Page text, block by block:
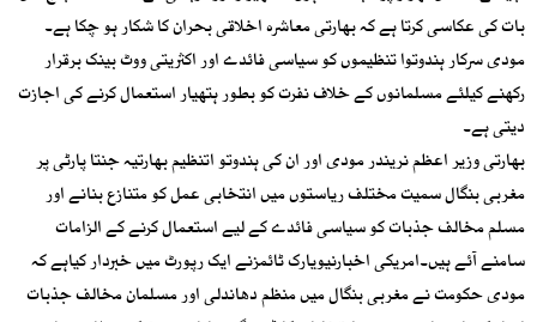
بات کی عکاسی کرتا ہے کہ بھارتی معاشرہ اخلاقی بحران کا شکار ہو چکا ہے۔
مودی سرکار ہندوتوا تنظیموں کو سیاسی فائدے اور اکثریتی ووٹ بینک برقرار
رکھنے کیلئے مسلمانوں کے خلاف نفرت کو بطور ہتھیار استعمال کرنے کی اجازت
دیتی ہے۔
بھارتی وزیر اعظم نریندر مودی اور ان کی ہندوتو اتنظیم بھارتیہ جنتا پارٹی پر
مغربی بنگال سمیت مختلف ریاستوں میں انتخابی عمل کو متنازع بنانے اور
مسلم مخالف جذبات کو سیاسی فائدے کے لیے استعمال کرنے کے الزامات
سامنے آئے ہیں۔امریکی اخبارنیویارک ٹائمزنے ایک رپورٹ میں خبردار کیاہے کہ
مودی حکومت نے مغربی بنگال میں منظم دھاندلی اور مسلمان مخالف جذبات